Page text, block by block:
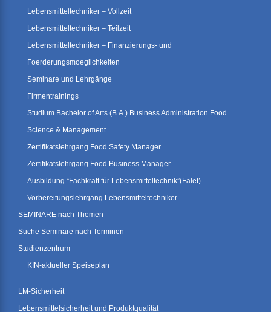
Lebensmitteltechniker – Vollzeit
Lebensmitteltechniker – Teilzeit
Lebensmitteltechniker – Finanzierungs- und
Foerderungsmoeglichkeiten
Seminare und Lehrgänge
Firmentrainings
Studium Bachelor of Arts (B.A.) Business Administration Food
Science & Management
Zertifikatslehrgang Food Safety Manager
Zertifikatslehrgang Food Business Manager
Ausbildung “Fachkraft für Lebensmitteltechnik”(Falet)
Vorbereitungslehrgang Lebensmitteltechniker
SEMINARE nach Themen
Suche Seminare nach Terminen
Studienzentrum
KIN-aktueller Speiseplan
LM-Sicherheit
Lebensmittelsicherheit und Produktqualität